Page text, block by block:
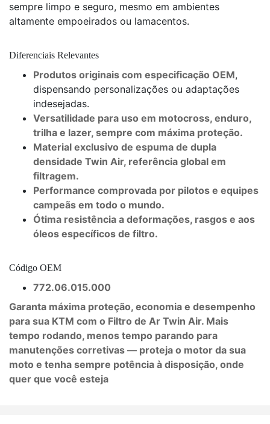
sempre limpo e seguro, mesmo em ambientes
altamente empoeirados ou lamacentos.
Diferenciais Relevantes
Produtos originais com especificação OEM,
dispensando personalizações ou adaptações
indesejadas.
Versatilidade para uso em motocross, enduro,
trilha e lazer, sempre com máxima proteção.
Material exclusivo de espuma de dupla
densidade Twin Air, referência global em
filtragem.
Performance comprovada por pilotos e equipes
campeãs em todo o mundo.
Ótima resistência a deformações, rasgos e aos
óleos específicos de filtro.
Código OEM
772.06.015.000
Garanta máxima proteção, economia e desempenho
para sua KTM com o Filtro de Ar Twin Air. Mais
tempo rodando, menos tempo parando para
manutenções corretivas — proteja o motor da sua
moto e tenha sempre potência à disposição, onde
quer que você esteja